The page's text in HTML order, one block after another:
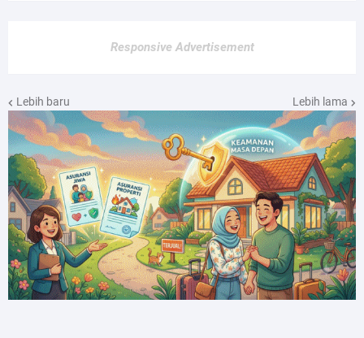
Responsive Advertisement
Lebih baru Lebih lama